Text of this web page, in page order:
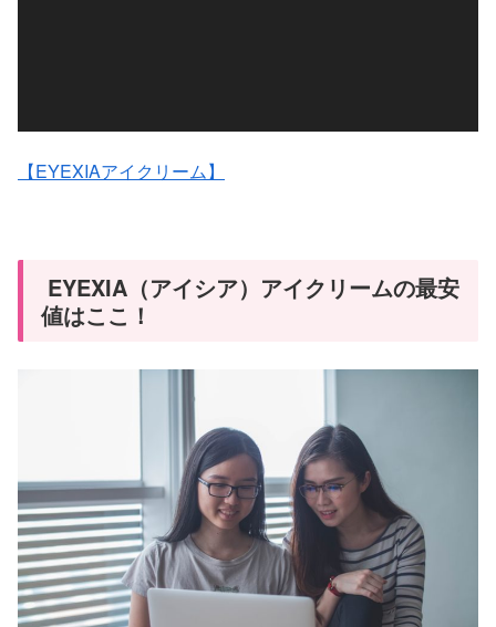
【EYEXIAアイクリーム】
EYEXIA（アイシア）アイクリームの最安
値はここ！